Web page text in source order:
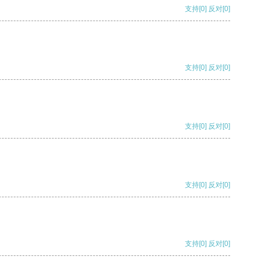
支持[0] 反对[0]
支持[0] 反对[0]
支持[0] 反对[0]
支持[0] 反对[0]
支持[0] 反对[0]